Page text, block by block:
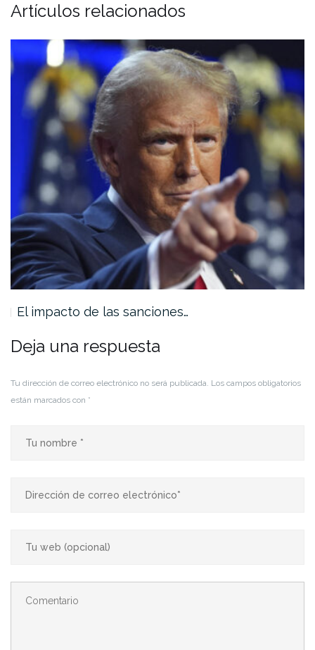
Artículos relacionados
El impacto de las sanciones…
Deja una respuesta
Tu dirección de correo electrónico no será publicada. Los campos obligatorios
están marcados con *